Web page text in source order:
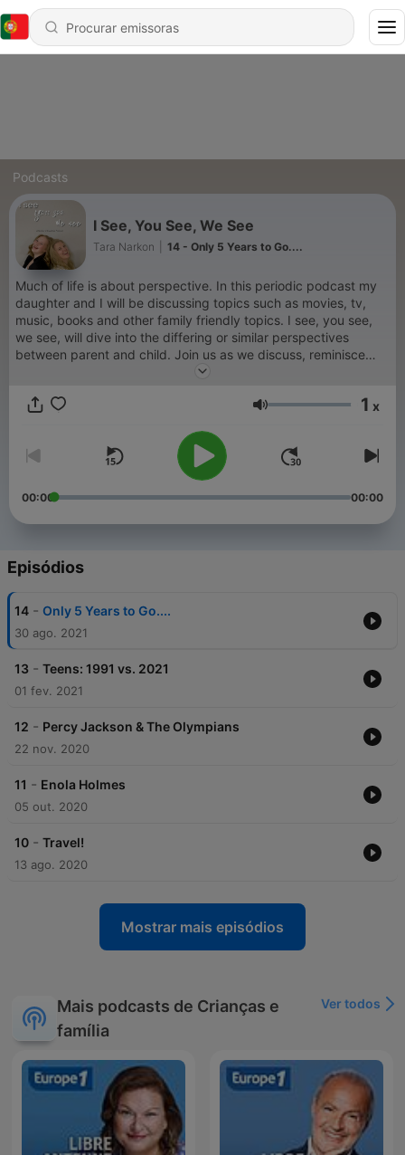
Podcasts
I See, You See, We See
Tara Narkon 14 - Only 5 Years to Go....
Much of life is about perspective. In this periodic podcast my
daughter and I will be discussing topics such as movies, tv,
music, books and other family friendly topics. I see, you see,
we see, will dive into the differing or similar perspectives
between parent and child. Join us as we discuss, reminisce
and share a lot of laughs together. Maybe it will even spark
listeners.
Volume 1 x
00:00 00:00
Episódios
14 - Only 5 Years to Go....
30 ago. 2021
13 - Teens: 1991 vs. 2021
01 fev. 2021
12 - Percy Jackson & The Olympians
22 nov. 2020
11 - Enola Holmes
05 out. 2020
10 - Travel!
13 ago. 2020
Mostrar mais episódios
Mais podcasts de Crianças e
família
Ver todos